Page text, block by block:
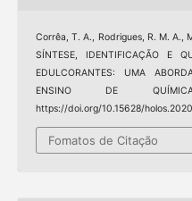
Corrêa, T. A., Rodrigues, R. M. A.,
SÍNTESE, IDENTIFICAÇÃO E
EDULCORANTES: UMA
ENSINO DE
https://doi.org/10.15628/
Fomatos de Citação